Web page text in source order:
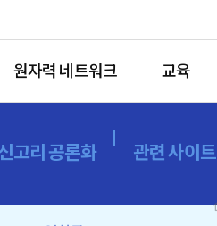
원자력 네트워크 교육
고리 공론화 관련 사이트